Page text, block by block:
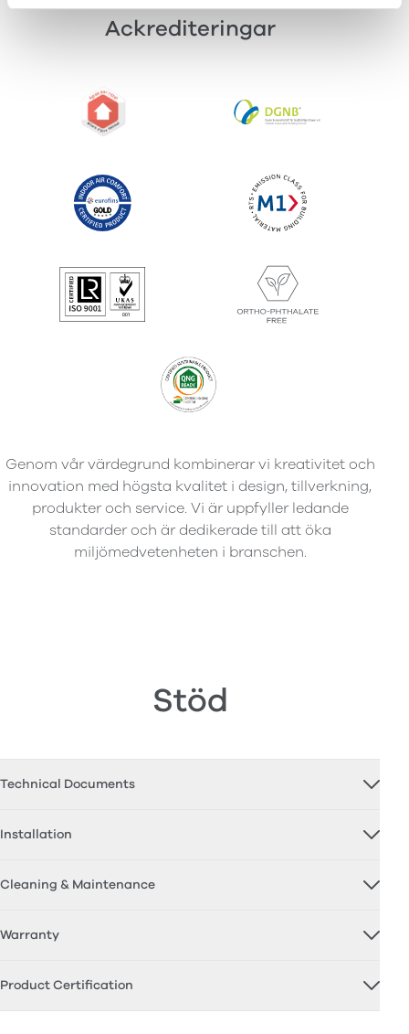
Ackrediteringar
Genom vår värdegrund kombinerar vi kreativitet och
innovation med högsta kvalitet i design, tillverkning,
produkter och service. Vi är uppfyller ledande
standarder och är dedikerade till att öka
miljömedvetenheten i branschen.
Stöd
Technical Documents
Installation
Cleaning & Maintenance
Warranty
Product Certification